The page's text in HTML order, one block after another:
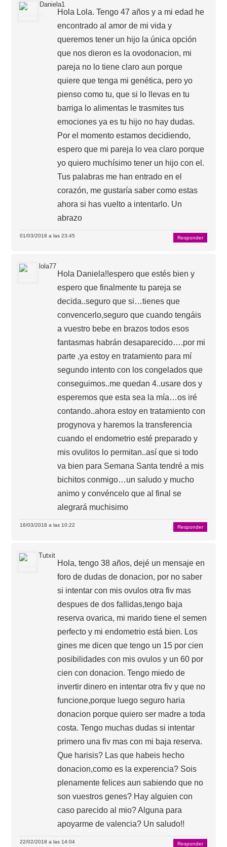
Daniela1
Hola Lola. Tengo 47 años y a mi edad he
encontrado al amor de mi vida y
queremos tener un hijo la única opción
que nos dieron es la ovodonacion, mi
pareja no lo tiene claro aun porque
quiere que tenga mi genética, pero yo
pienso como tu, que si lo llevas en tu
barriga lo alimentas le trasmites tus
emociones ya es tu hijo no hay dudas.
Por el momento estamos decidiendo,
espero que mi pareja lo vea claro porque
yo quiero muchísimo tener un hijo con el.
Tus palabras me han entrado en el
corazón, me gustaría saber como estas
ahora si has vuelto a intentarlo. Un
abrazo
01/03/2018 a las 23:45 Responder
lola77
Hola Daniela!!espero que estés bien y
espero que finalmente tu pareja se
decida..seguro que si…tienes que
convencerlo,seguro que cuando tengáis
a vuestro bebe en brazos todos esos
fantasmas habrán desaparecido….por mi
parte ,ya estoy en tratamiento para mí
segundo intento con los congelados que
conseguimos..me quedan 4..usare dos y
esperemos que esta sea la mía…os iré
contando..ahora estoy en tratamiento con
progynova y haremos la transferencia
cuando el endometrio esté preparado y
mis ovulitos lo permitan..así que si todo
va bien para Semana Santa tendré a mis
bichitos conmigo…un saludo y mucho
animo y convéncelo que al final se
alegrará muchisimo
16/03/2018 a las 10:22 Responder
Tutxit
Hola, tengo 38 años, dejé un mensaje en
foro de dudas de donacion, por no saber
si intentar con mis ovulos otra fiv mas
despues de dos fallidas,tengo baja
reserva ovarica, mi marido tiene el semen
perfecto y mi endometrio está bien. Los
gines me dicen que tengo un 15 por cien
posibilidades con mis ovulos y un 60 por
cien con donacion. Tengo miedo de
invertir dinero en intentar otra fiv y que no
funcione,porque luego seguro haria
donacion porque quiero ser madre a toda
costa. Tengo muchas dudas si intentar
primero una fiv mas con mi baja reserva.
Que harisis? Las que habeis hecho
donacion,como es la experencia? Sois
plenamente felices aun sabiendo que no
son vuestros genes? Hay alguien con
caso parecido al mio? Alguna para
apoyarme de valencia? Un saludo!!
22/02/2018 a las 14:04 Responder